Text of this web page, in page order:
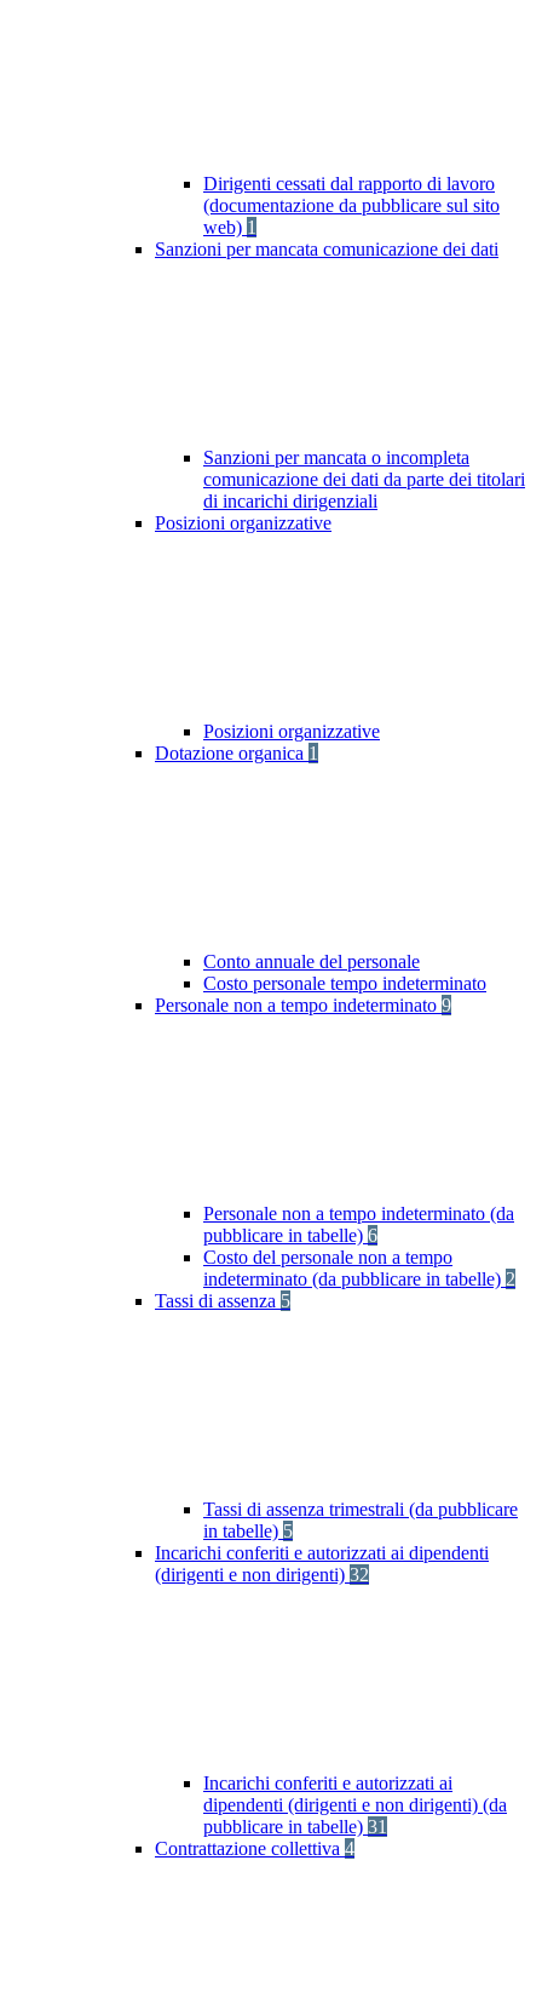
Dirigenti cessati dal rapporto di lavoro
(documentazione da pubblicare sul sito
web) 1
Sanzioni per mancata comunicazione dei dati
Sanzioni per mancata o incompleta
comunicazione dei dati da parte dei titolari
di incarichi dirigenziali
Posizioni organizzative
Posizioni organizzative
Dotazione organica 1
Conto annuale del personale
Costo personale tempo indeterminato
Personale non a tempo indeterminato 9
Personale non a tempo indeterminato (da
pubblicare in tabelle) 6
Costo del personale non a tempo
indeterminato (da pubblicare in tabelle) 2
Tassi di assenza 5
Tassi di assenza trimestrali (da pubblicare
in tabelle) 5
Incarichi conferiti e autorizzati ai dipendenti
(dirigenti e non dirigenti) 32
Incarichi conferiti e autorizzati ai
dipendenti (dirigenti e non dirigenti) (da
pubblicare in tabelle) 31
Contrattazione collettiva 4